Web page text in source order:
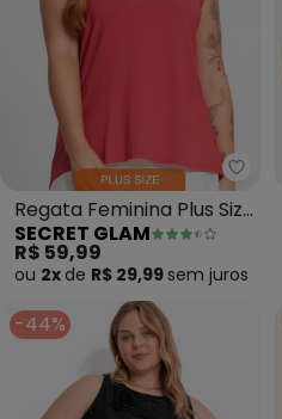
Regata Feminina Plus Size
(Vermelho)
SECRET GLAM
R$ 59,99
ou 2x de R$ 29,99 sem juros
-44%